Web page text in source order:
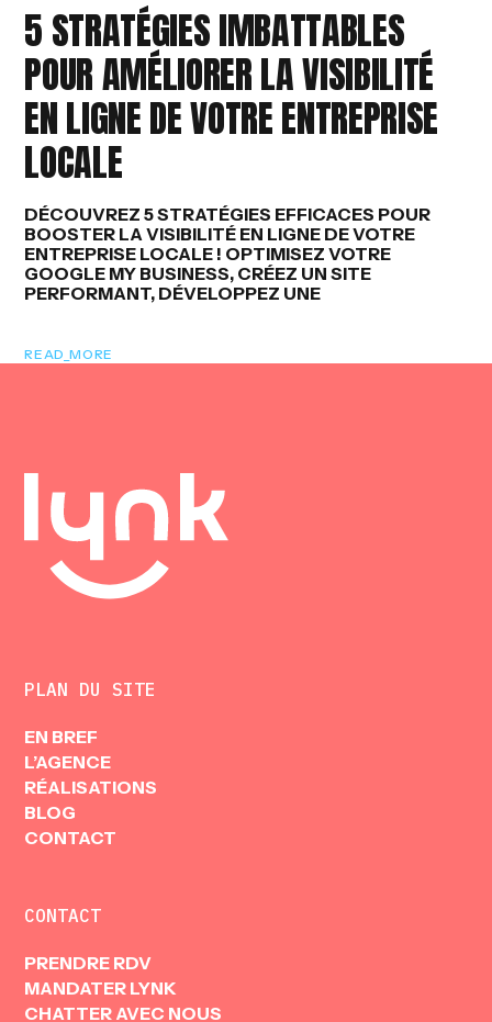
Y
N
5 STRATÉGIES IMBATTABLES
POUR AMÉLIORER LA VISIBILITÉ
EN LIGNE DE VOTRE ENTREPRISE
LOCALE
DÉCOUVREZ 5 STRATÉGIES EFFICACES POUR
BOOSTER LA VISIBILITÉ EN LIGNE DE VOTRE
ENTREPRISE LOCALE ! OPTIMISEZ VOTRE
GOOGLE MY BUSINESS, CRÉEZ UN SITE
PERFORMANT, DÉVELOPPEZ UNE
READ_MORE
PLAN DU SITE
EN BREF
L’AGENCE
RÉALISATIONS
BLOG
CONTACT
CONTACT
PRENDRE RDV
MANDATER LYNK
CHATTER AVEC NOUS